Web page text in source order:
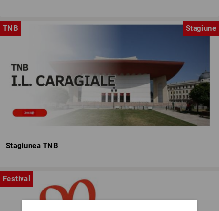
TNB Stagiune
Stagiunea TNB
Festival